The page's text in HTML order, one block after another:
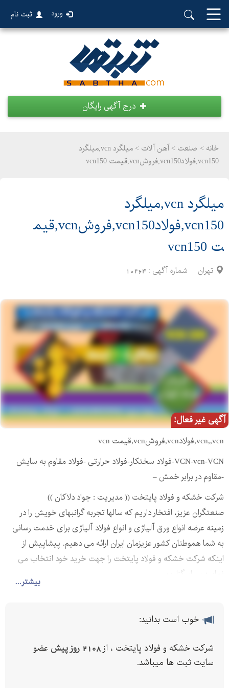
ورود ثبت نام
درج آگهی رایگان
خانه > صنعت >
آهن آلات > میلگرد vcn,میلگرد
vcn150,فولادvcn150,فروشvcn,قیمت vcn150
میلگرد vcn,میلگرد
vcn150,فولادvcn150,فروشvcn,قیم
ت vcn150
تهران شماره آگهی : 10264
آگهی غیر فعال!
بیشتر...
vcn,,vcn,فولادvcn,فروشvcn,قیمت vcn
VCN-vcn-VCN-فولاد سختکار-فولاد حرارتی -فولاد مقاوم به سایش
-مقاوم در برابر خمش –
شرکت خشکه و فولاد پایتخت (( مدیریت : جواد دلاکان ))
صنعتگران عزیز، افتخار داریم که سالها تجربه گرانبهای خویش را در
زمینه عرضه انواع ورق آلیاژی و انواع فولاد آلیاژی برای خدمت رسانی
به شما هموطنان کشور عزیزمان ایران ارائه می دهیم. پیشاپیش از
اینکه شرکت خشکه و فولاد پایتخت را جهت خرید خود انتخاب می
نمایید سپاسگزاریم.
فکس:
فولاد VCN یک فولاد آلیاژی پرکاربرد در صنعت مهندسی با مشخصه
خوب است بدانید:
شرکت خشکه و فولاد پایتخت ، از2108 روز پیش
عضو
سایت ثبت ها میباشد.